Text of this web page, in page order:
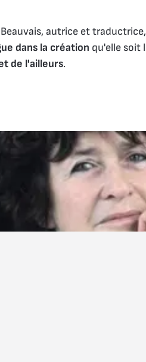
autrice et
dans la création qu'elle soit
de l'ailleurs.